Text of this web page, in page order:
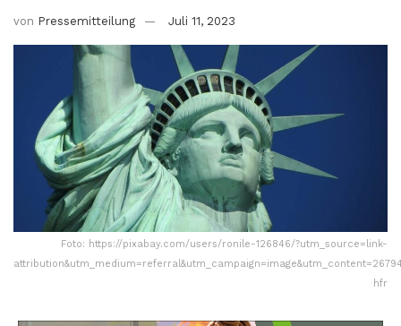
von Pressemitteilung Juli 11, 2023
Foto: https://pixabay.com/users/ronile-126846/?utm_source=link-
hfr